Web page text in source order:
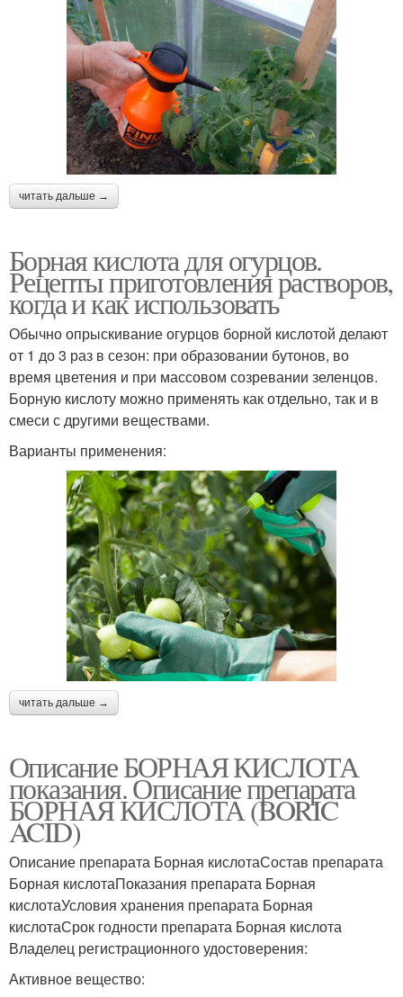
читать дальше →
Борная кислота для огурцов.
Рецепты приготовления растворов,
когда и как использовать
Обычно опрыскивание огурцов борной кислотой делают
от 1 до 3 раз в сезон: при образовании бутонов, во
время цветения и при массовом созревании зеленцов.
Борную кислоту можно применять как отдельно, так и в
смеси с другими веществами.
Варианты применения:
читать дальше →
Описание БОРНАЯ КИСЛОТА
показания. Описание препарата
БОРНАЯ КИСЛОТА (BORIC
ACID)
Описание препарата Борная кислотаСостав препарата
Борная кислотаПоказания препарата Борная
кислотаУсловия хранения препарата Борная
кислотаСрок годности препарата Борная кислота
Владелец регистрационного удостоверения:
Активное вещество: